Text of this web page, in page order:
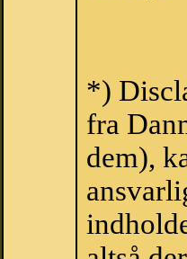
*)
fra
dem),